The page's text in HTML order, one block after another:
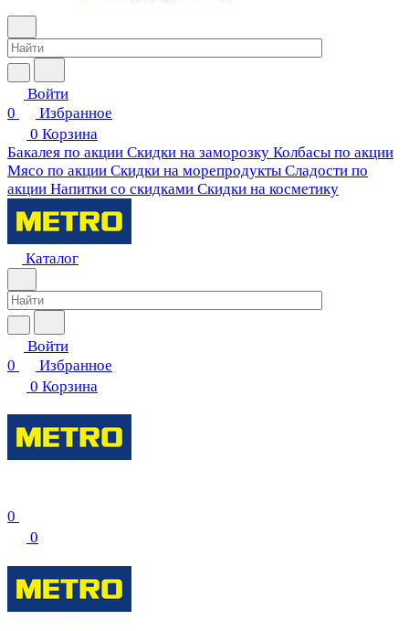
Войти
0
Избранное
0 Корзина
Бакалея по акции Скидки на заморозку Колбасы по акции
Мясо по акции Скидки на морепродукты Сладости по
акции Напитки со скидками Скидки на косметику
Каталог
Войти
0
Избранное
0 Корзина
0
0